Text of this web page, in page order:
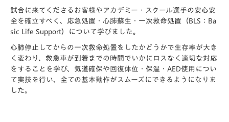
試合に来てくださるお客様やアカデミー・スクール選手の安心安
全を確立すべく、応急処置・心肺蘇生・一次救命処置（BLS：Ba
sic Life Support）について学びました。
心肺停止してからの一次救命処置をしたかどうかで生存率が大き
く変わり、救急車が到着までの時間でいかにロスなく適切な対応
をすることを学び、気道確保や回復体位・保温・AED使用につい
て実技を行い、全ての基本動作がスムーズにできるようになりま
した。